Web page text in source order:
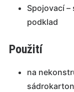
Spojovací
podklad
Použití
na